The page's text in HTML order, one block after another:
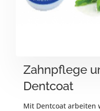
Zahnpflege
Dentcoat
Mit Dentcoat arbeiten